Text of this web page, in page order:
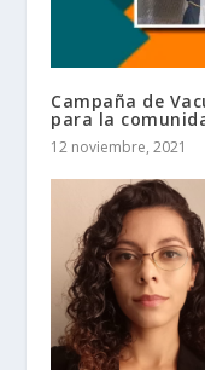
Campaña de
para la
12 noviembre, 2021